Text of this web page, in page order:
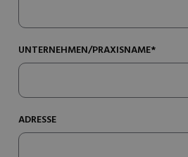
UNTERNEHMEN/PRAXISNAME*
ADRESSE